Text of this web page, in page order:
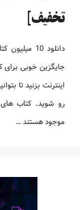
تخفیف]
جایگزین خوبی
اینترنت بزنید تا
رو شوید. کتاب
موجود هستند …